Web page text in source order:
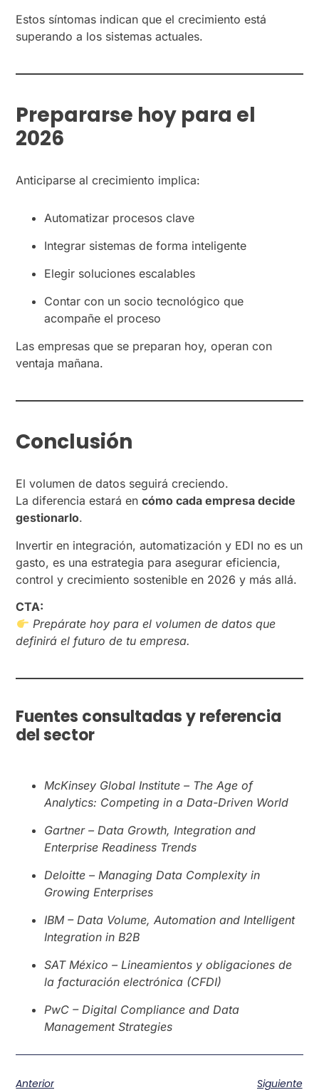
Estos síntomas indican que el crecimiento está
superando a los sistemas actuales.
Prepararse hoy para el
2026
Anticiparse al crecimiento implica:
Automatizar procesos clave
Integrar sistemas de forma inteligente
Elegir soluciones escalables
Contar con un socio tecnológico que
acompañe el proceso
Las empresas que se preparan hoy, operan con
ventaja mañana.
Conclusión
El volumen de datos seguirá creciendo.
La diferencia estará encómo cada empresa decide
gestionarlo.
Invertir en integración, automatización y EDI no es un
gasto, es una estrategia para asegurar eficiencia,
control y crecimiento sostenible en 2026 y más allá.
CTA:
Prepárate hoy para el volumen de datos que
definirá el futuro de tu empresa.
Fuentes consultadas y referencia
del sector
McKinsey Global Institute – The Age of
Analytics: Competing in a Data-Driven World
Gartner – Data Growth, Integration and
Enterprise Readiness Trends
Deloitte – Managing Data Complexity in
Growing Enterprises
IBM – Data Volume, Automation and Intelligent
Integration in B2B
SAT México – Lineamientos y obligaciones de
la facturación electrónica (CFDI)
PwC – Digital Compliance and Data
Management Strategies
Anterior Siguiente